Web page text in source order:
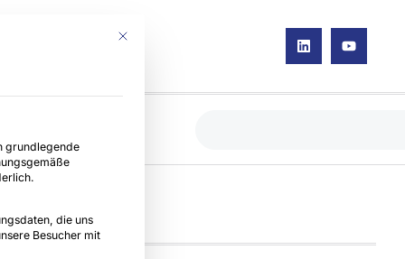
Mit diesem Button wird der Dialog geschlossen. Seine
Gruppen, für die eine Einwilligung erteilt werden kann.
grundlegende
die uns
Besucher mit